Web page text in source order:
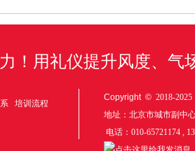
！用礼仪提升风度、气
培训流程
Copyright © 2018-
地址：北京市城市副中
电话：010-65721174 ,